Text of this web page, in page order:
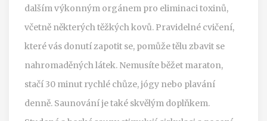
dalším výkonným orgánem pro eliminaci toxinů,
včetně některých těžkých kovů. Pravidelné cvičení,
které vás donutí zapotit se, pomůže tělu zbavit se
nahromaděných látek. Nemusíte běžet maraton,
stačí 30 minut rychlé chůze, jógy nebo plavání
denně. Saunování je také skvělým doplňkem.